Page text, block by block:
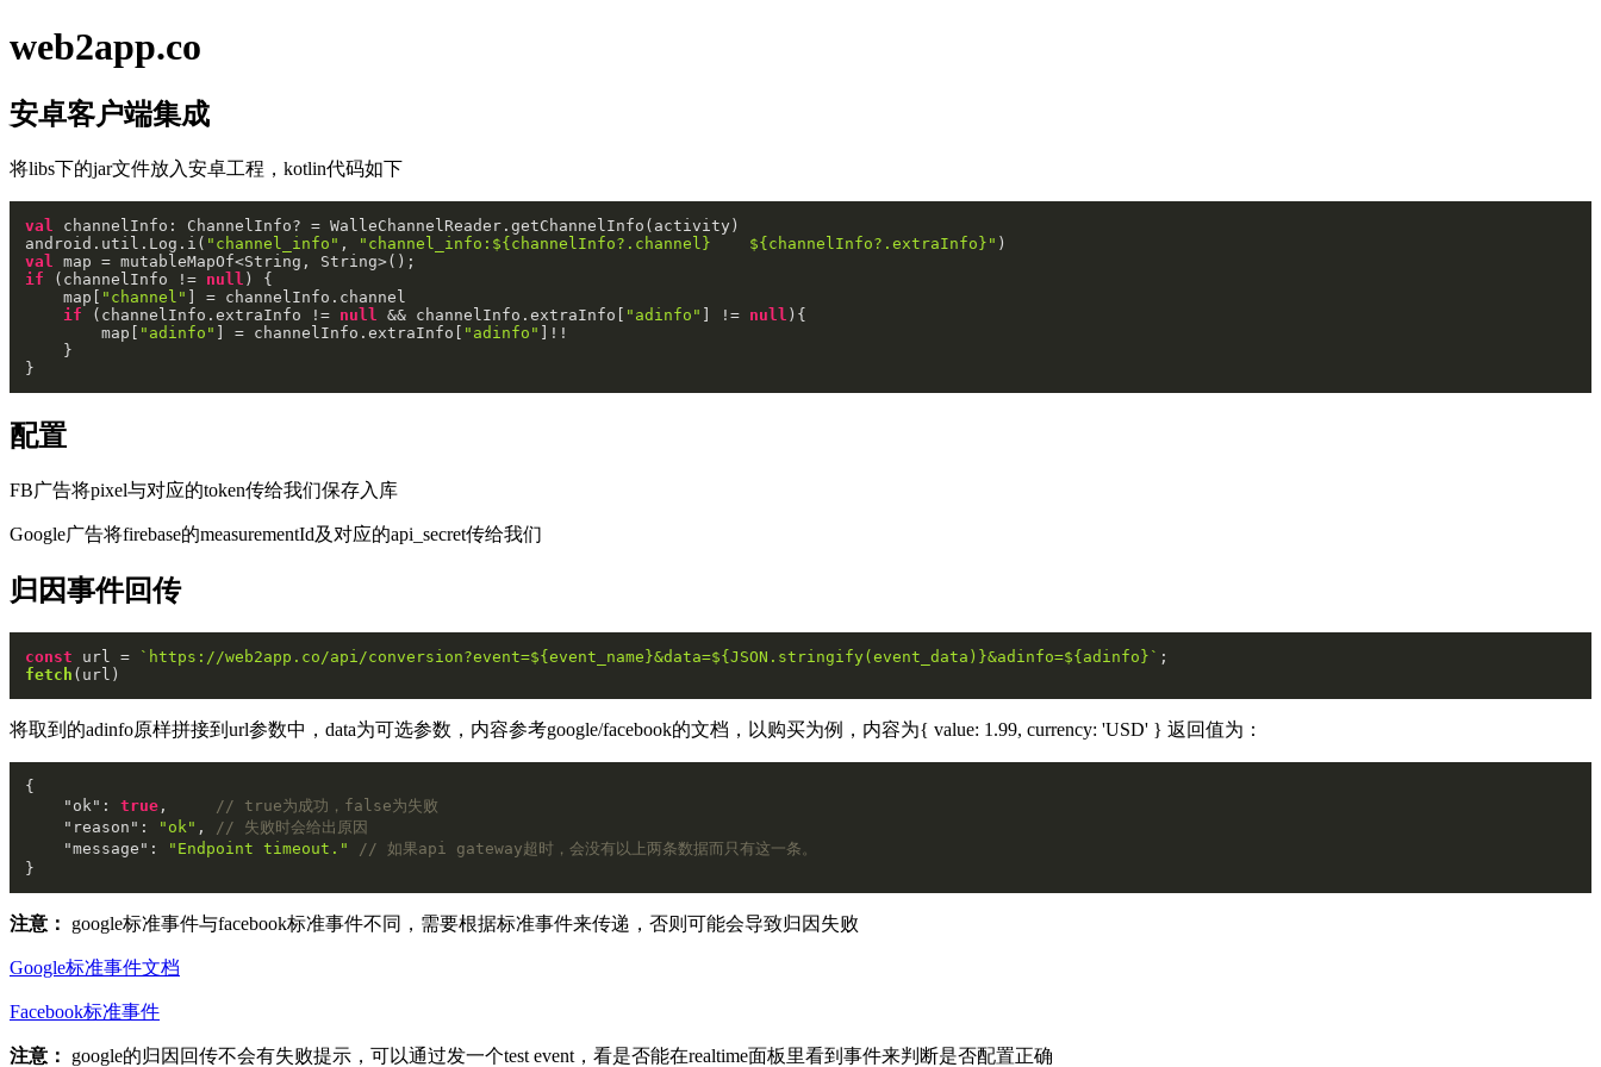
web2app.co
安卓客户端集成
将libs下的jar文件放入安卓工程，kotlin代码如下
val
channelInfo: ChannelInfo? = WalleChannelReader.getChannelInfo(activity)
android.util.Log.i( "channel_info" , "channel_info: ${channelInfo?.channel} ${channelInfo?.extraInfo} "
val
if (channelInfo != null ) {
    map[
"channel"
] = channelInfo.channel
if (channelInfo.extraInfo != null && channelInfo.extraInfo[ "adinfo" ] != null ){
        map[
"adinfo" ] = channelInfo.extraInfo[ "adinfo"
]!!
    }
配置
FB广告将pixel与对应的token传给我们保存入库
Google广告将firebase的measurementId及对应的api_secret传给我们
归因事件回传
const url = `https://web2app.co/api/conversion?event=${event_name}&data=${ JSON .stringify(event_data)}&adinfo=${adinfo} `
fetch
将取到的adinfo原样拼接到url参数中，data为可选参数，内容参考google/facebook的文档，以购买为例，内容为{ value: 1.99, currency: 'USD' } 返回值为：
{
"ok" : true ,
// true为成功，false为失败
"reason" : "ok" ,
// 失败时会给出原因
"message" : "Endpoint timeout."
// 如果api gateway超时，会没有以上两条数据而只有这一条。
}
注意： google标准事件与facebook标准事件不同，需要根据标准事件来传递，否则可能会导致归因失败
Google标准事件文档
Facebook标准事件
注意： google的归因回传不会有失败提示，可以通过发一个test event，看是否能在realtime面板里看到事件来判断是否配置正确